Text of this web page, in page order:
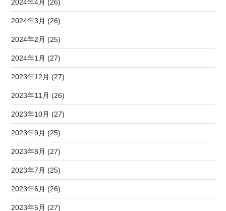
2024年4月 (26)
2024年3月 (26)
2024年2月 (25)
2024年1月 (27)
2023年12月 (27)
2023年11月 (26)
2023年10月 (27)
2023年9月 (25)
2023年8月 (27)
2023年7月 (25)
2023年6月 (26)
2023年5月 (27)